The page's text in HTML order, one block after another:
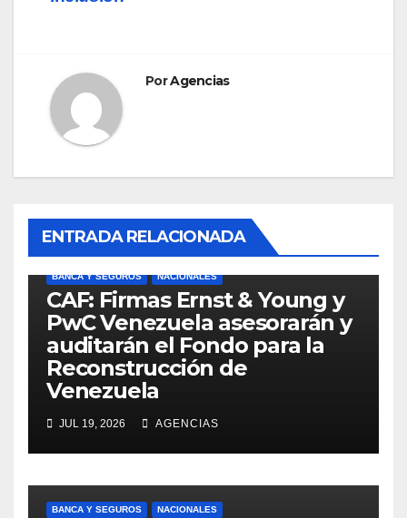
PorAgencias
ENTRADA RELACIONADA
BANCA Y SEGUROS NACIONALES
CAF: Firmas Ernst & Young y
PwC Venezuela asesorarán y
auditarán el Fondo para la
Reconstrucción de
Venezuela
JUL 19, 2026 AGENCIAS
BANCA Y SEGUROS NACIONALES